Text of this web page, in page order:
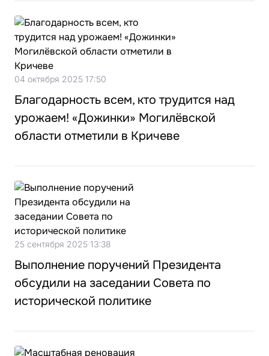
04 октября 2025 17:50
Благодарность всем, кто трудится над
урожаем! «Дожинки» Могилёвской
области отметили в Кричеве
25 сентября 2025 13:38
Выполнение поручений Президента
обсудили на заседании Совета по
исторической политике